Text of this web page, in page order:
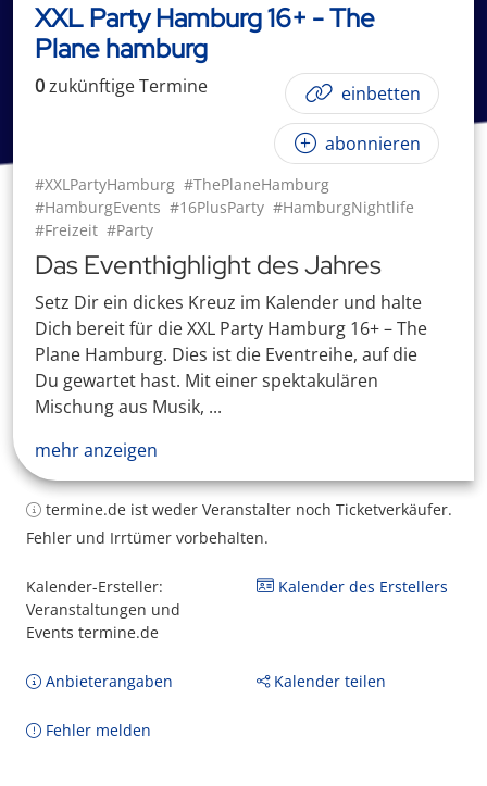
XXL Party Hamburg 16+ - The
Plane hamburg
0zukünftigeTermine einbetten
abonnieren
#XXLPartyHamburg #ThePlaneHamburg
#HamburgEvents #16PlusParty #HamburgNightlife
#Freizeit #Party
Das Eventhighlight des Jahres
Setz Dir ein dickes Kreuz im Kalender und halte
Dich bereit für die XXL Party Hamburg 16+ – The
Plane Hamburg. Dies ist die Eventreihe, auf die
Du gewartet hast. Mit einer spektakulären
Mischung aus Musik, ...
mehr anzeigen
termine.de ist weder Veranstalter noch Ticketverkäufer.
Fehler und Irrtümer vorbehalten.
Kalender-Ersteller:
Veranstaltungen und
Events termine.de
Kalender des Erstellers
Anbieterangaben Kalender teilen
Fehler melden